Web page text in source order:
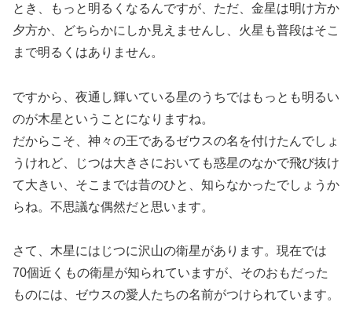
とき、もっと明るくなるんですが、ただ、金星は明け方か
夕方か、どちらかにしか見えませんし、火星も普段はそこ
まで明るくはありません。
ですから、夜通し輝いている星のうちではもっとも明るい
のが木星ということになりますね。
だからこそ、神々の王であるゼウスの名を付けたんでしょ
うけれど、じつは大きさにおいても惑星のなかで飛び抜け
て大きい、そこまでは昔のひと、知らなかったでしょうか
らね。不思議な偶然だと思います。
さて、木星にはじつに沢山の衛星があります。現在では
70個近くもの衛星が知られていますが、そのおもだった
ものには、ゼウスの愛人たちの名前がつけられています。